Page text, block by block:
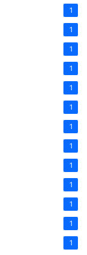
1
1
1
1
1
1
1
1
1
1
1
1
1